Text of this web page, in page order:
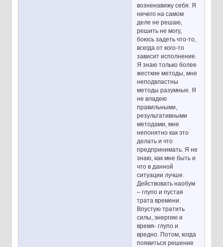
возненавижу себя. Я
ничего на самом
деле не решаю,
решить не могу,
боюсь задеть что-то,
всегда от кого-то
зависит исполнение.
Я знаю только более
жесткие методы, мне
неподвластны
методы разумные. Я
не владею
правильными,
результативными
методами, мне
непонятно как это
делать и что
предпринимать. Я не
знаю, как мне быть и
что в данной
ситуации лучше.
Действовать наобум
– глупо и пустая
трата времени.
Впустую тратить
силы, энергию и
время- глупо и
вредно. Потом, когда
появиться решение